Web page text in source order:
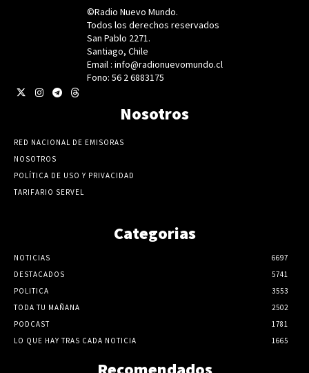
©Radio Nuevo Mundo.
Todos los derechos reservados
San Pablo 2271.
Santiago, Chile
Email : info@radionuevomundo.cl
Fono: 56 2 6883175
Nosotros
RED NACIONAL DE EMISORAS
NOSOTROS
POLÍTICA DE USO Y PRIVACIDAD
TARIFARIO SERVEL
Categorias
NOTICIAS
6697
DESTACADOS
5741
POLITICA
3553
TODA TU MAÑANA
2502
PODCAST
1781
LO QUE HAY TRAS CADA NOTICIA
1665